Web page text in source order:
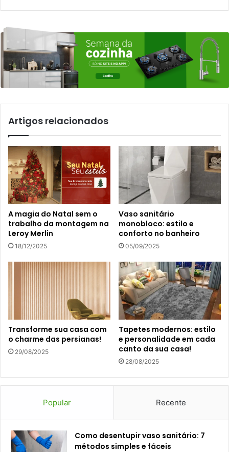
Artigos relacionados
A magia do Natal sem o
trabalho da montagem na
Leroy Merlin
18/12/2025
Vaso sanitário
monobloco: estilo e
conforto no banheiro
05/09/2025
Transforme sua casa com
o charme das persianas!
29/08/2025
Tapetes modernos: estilo
e personalidade em cada
canto da sua casa!
28/08/2025
Popular Recente
Como desentupir vaso sanitário: 7
métodos simples e fáceis